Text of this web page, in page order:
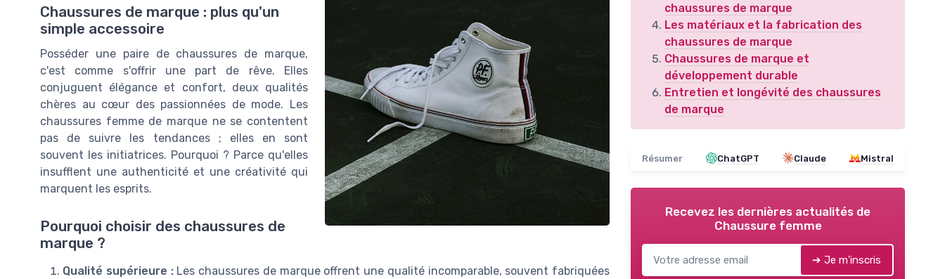
Chaussures de marque : plus qu'un
simple accessoire
Posséder une paire de chaussures de marque,
c'est comme s'offrir une part de rêve. Elles
conjuguent élégance et confort, deux qualités
chères au cœur des passionnées de mode. Les
chaussures femme de marque ne se contentent
pas de suivre les tendances ; elles en sont
souvent les initiatrices. Pourquoi ? Parce qu'elles
insufflent une authenticité et une créativité qui
marquent les esprits.
Pourquoi choisir des chaussures de
marque ?
Qualité supérieure :Les chaussures de marque offrent une qualité incomparable, souvent fabriquées
chaussures de marque
Les matériaux et la fabrication des
chaussures de marque
Chaussures de marque et
développement durable
Entretien et longévité des chaussures
de marque
Résumer ChatGPT Claude Mistral
Recevez les dernières actualités de
Chaussure femme
➔ Je m'inscris